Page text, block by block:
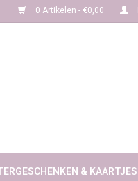
0 Artikelen - €0,00
& KAARTJES